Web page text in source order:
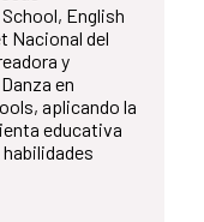
English
Nacional del
y
en
aplicando la
educativa